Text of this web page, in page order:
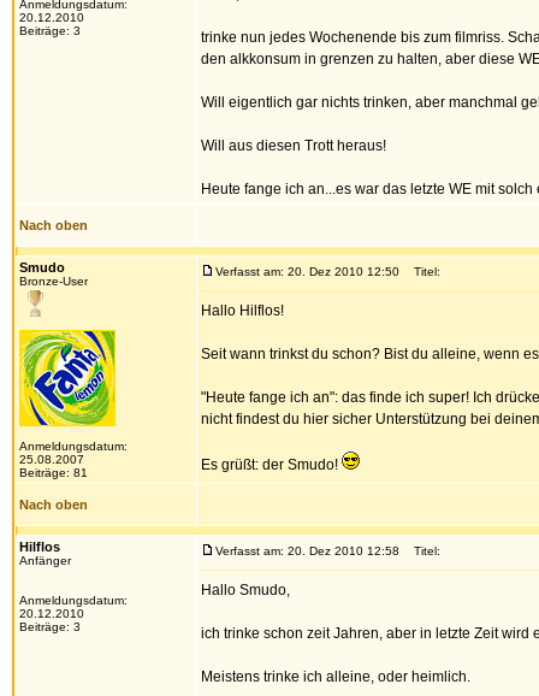
Anmeldungsdatum:
20.12.2010
Beiträge: 3
trinke nun jedes Wochenende bis zum filmriss.
den alkkonsum in grenzen zu halten, aber diese
Will eigentlich gar nichts trinken, aber manchmal
Will aus diesen Trott heraus!
Heute fange ich an...es war das letzte WE mit
Nach oben
Smudo
Bronze-User
Anmeldungsdatum:
25.08.2007
Beiträge: 81
Verfasst am: 20. Dez 2010 12:50 Titel:
Hallo Hilflos!
Seit wann trinkst du schon? Bist du alleine, wenn
"Heute fange ich an": das finde ich super! Ich
nicht findest du hier sicher Unterstützung bei
Es grüßt: der Smudo!
Nach oben
Hilflos
Anfänger
Anmeldungsdatum:
20.12.2010
Beiträge: 3
Verfasst am: 20. Dez 2010 12:58 Titel:
Hallo Smudo,
ich trinke schon zeit Jahren, aber in letzte Zeit wird
Meistens trinke ich alleine, oder heimlich.